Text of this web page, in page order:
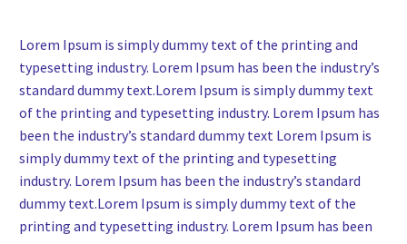
Lorem Ipsum is simply dummy text of the printing and
typesetting industry. Lorem Ipsum has been the industry’s
standard dummy text.Lorem Ipsum is simply dummy text
of the printing and typesetting industry. Lorem Ipsum has
been the industry’s standard dummy text Lorem Ipsum is
simply dummy text of the printing and typesetting
industry. Lorem Ipsum has been the industry’s standard
dummy text.Lorem Ipsum is simply dummy text of the
printing and typesetting industry. Lorem Ipsum has been